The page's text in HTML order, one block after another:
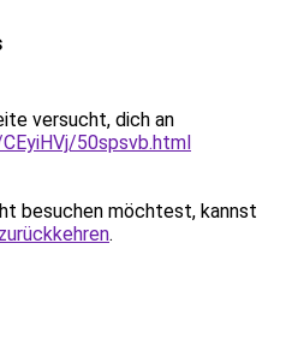
versucht, dich an
50spsvb.html
besuchen möchtest, kannst
.